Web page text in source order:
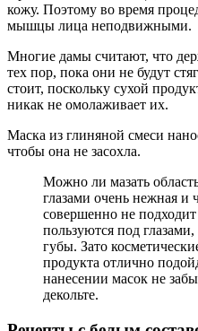
кожу. Поэтому во время
мышцы лица неподвижными.
Многие дамы считают, что
тех пор, пока они не будут
стоит, поскольку сухой
никак не омолаживает их.
Маска из глиняной смеси
чтобы она не засохла.
Можно ли мазать
глазами очень нежная и
совершенно не
пользуются под
губы. Зато
продукта отлично
нанесении масок не
декольте.